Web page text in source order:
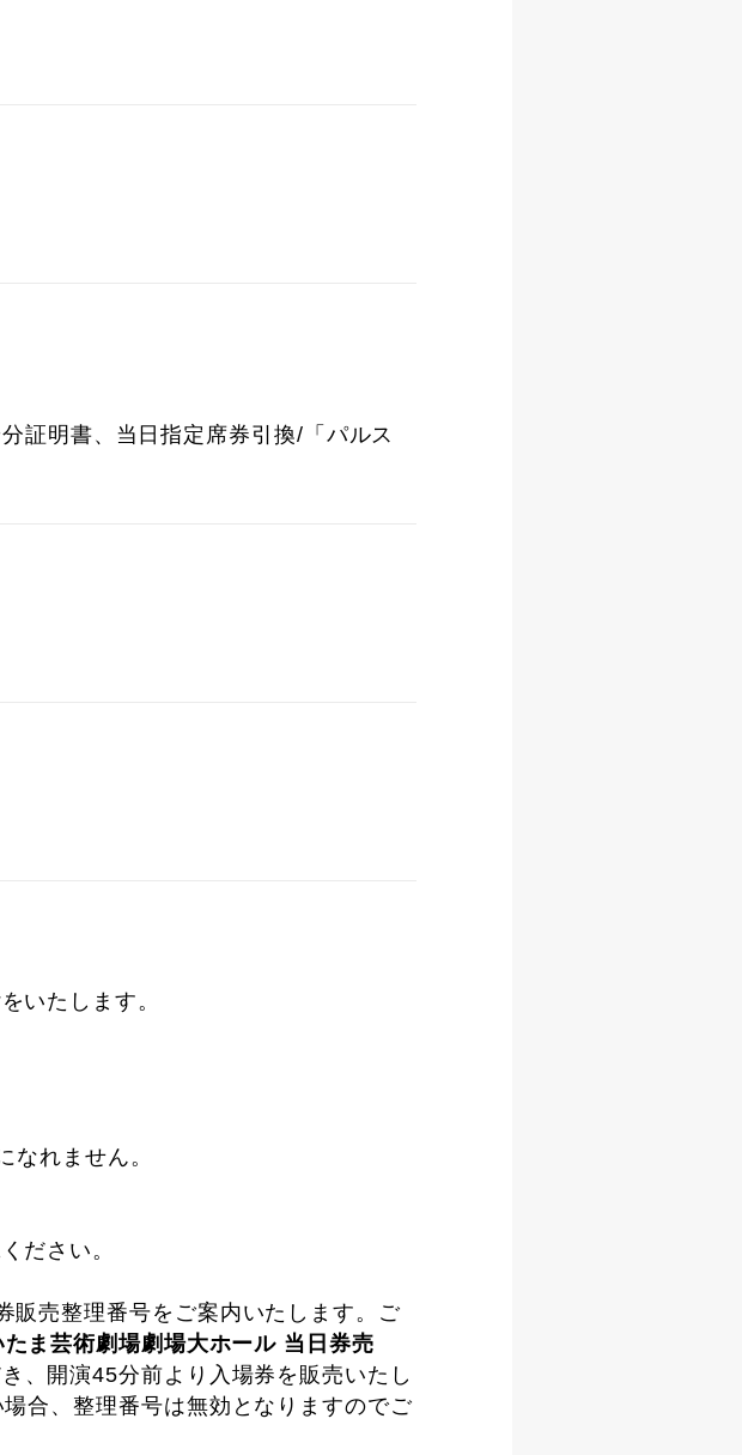
証明書、当日指定席券引換/「パルス
いたします。
れません。
ださい。
販売整理番号をご案内いたします。ご
ま芸術劇場劇場大ホール 当日券売
、開演45分前より入場券を販売いたし
合、整理番号は無効となりますのでご